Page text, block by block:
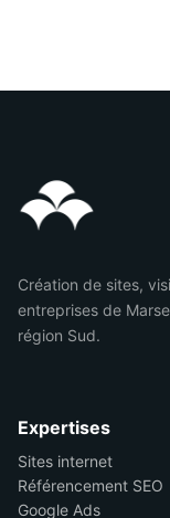
Création de sites,
entreprises de
région Sud.
Expertises
Sites internet
Référencement SEO
Google Ads